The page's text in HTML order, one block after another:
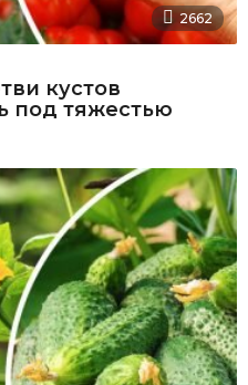
2662
кустов
под тяжестью